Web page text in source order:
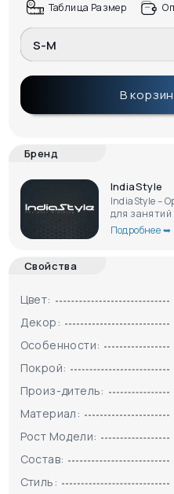
Таблица Размер
S-M
В
Бренд
IndiaStyle
IndiaStyle –
для занятий
Подробнее ➥
Свойства
Цвет:
Декор:
Особенности:
Покрой:
Произ-дитель:
Материал:
Рост Модели:
Состав:
Стиль: